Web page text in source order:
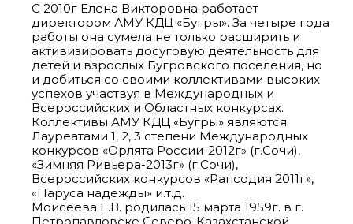
С 2010г Елена Викторовна работает
директором АМУ КДЦ «Бугры». За четыре года
работы она сумела не только расширить и
активизировать досуговую деятельность для
детей и взрослых Бугровского поселения, но
и добиться со своими коллективами высоких
успехов участвуя в Международных и
Всероссийских и Областных конкурсах.
Коллективы АМУ КДЦ «Бугры» являются
Лауреатами 1, 2, 3 степени Международных
конкурсов «Орлята России-2012г» (г.Сочи),
«Зимняя Ривьера-2013г» (г.Сочи),
Всероссийских конкурсов «Рапсодия 2011г»,
«Паруса надежды» и.т.д.
Моисеева Е.В. родилась 15 марта 1959г. в г.